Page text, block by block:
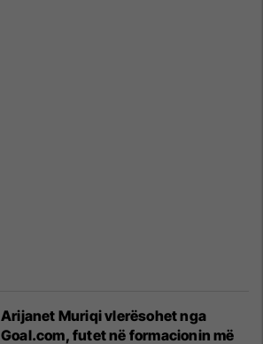
Arijanet Muriqi vlerësohet nga
Goal.com, futet në formacionin më